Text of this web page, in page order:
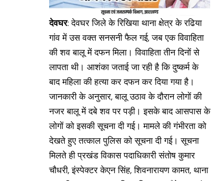
देवघर: देवघर जिले के रिखिया थाना क्षेत्र के रढिया
गांव में उस वक्त सनसनी फैल गई, जब एक विवाहिता
की शव बालू में दफन मिला। विवाहिता तीन दिनों से
लापता थी। आशंका जताई जा रही है कि दुष्कर्म के
बाद महिला की हत्या कर दफन कर दिया गया है।
जानकारी के अनुसार, बालू उठाव के दौरान लोगों की
नजर बालू में दबे शव पर पड़ी। इसके बाद आसपास के
लोगों को इसकी सूचना दी गई। मामले की गंभीरता को
देखते हुए तत्काल पुलिस को सूचना दी गई। सूचना
मिलते ही प्रखंड विकास पदाधिकारी संतोष कुमार
चौधरी, इंस्पेक्टर केएन सिंह, शिवनारायण कामत, थाना